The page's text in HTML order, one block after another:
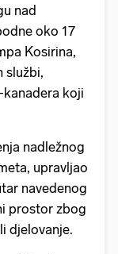
nad
oko 17
Kosirina,
službi,
koji
nadležnog
upravljao
navedenog
prostor zbog
djelovanje.